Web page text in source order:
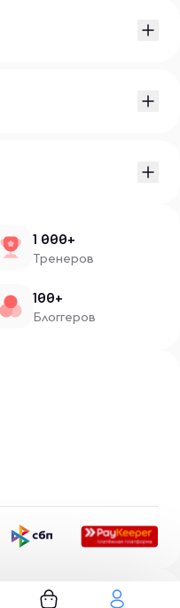
1 000+
Тренеров
100+
Блоггеров